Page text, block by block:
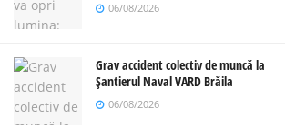
06/08/2026
Grav accident colectiv de muncă la
Șantierul Naval VARD Brăila
06/08/2026